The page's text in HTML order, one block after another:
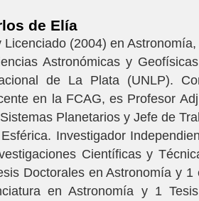
de Elía
Licenciado (2004) en
Astronómicas y
de La Plata (UNLP).
en la FCAG, es Profesor
Planetarios y Jefe de
Investigador
Científicas y
Doctorales en Astronomía y 1
en Astronomía y 1